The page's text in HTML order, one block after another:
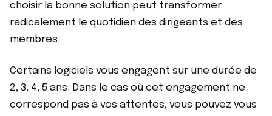
choisir la bonne solution peut transformer
radicalement le quotidien des dirigeants et des
membres.
Certains logiciels vous engagent sur une durée de
2, 3, 4, 5 ans. Dans le cas où cet engagement ne
correspond pas à vos attentes, vous pouvez vous